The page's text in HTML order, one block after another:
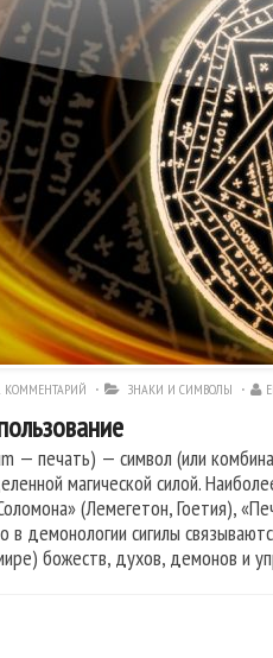
КОММЕНТАРИЙ ЗНАКИ И СИМВОЛЫ
— печать) — символ (или
магической силой.
(Лемегетон, Гоетия),
в демонологии сигилы
божеств, духов, демонов и